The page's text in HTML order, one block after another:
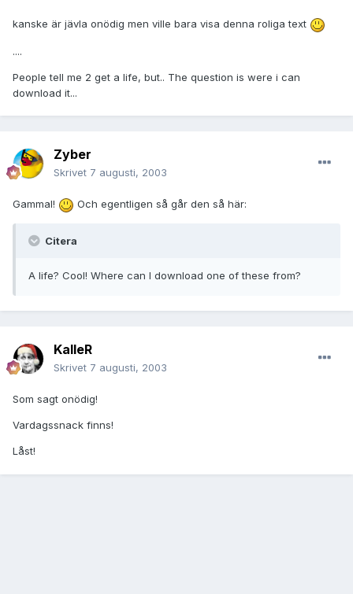
kanske är jävla onödig men ville bara visa denna roliga text
....
People tell me 2 get a life, but.. The question is were i can
download it...
Zyber
Skrivet 7 augusti, 2003
Gammal! Och egentligen så går den så här:
Citera
A life? Cool! Where can I download one of these from?
KalleR
Skrivet 7 augusti, 2003
Som sagt onödig!
Vardagssnack finns!
Låst!